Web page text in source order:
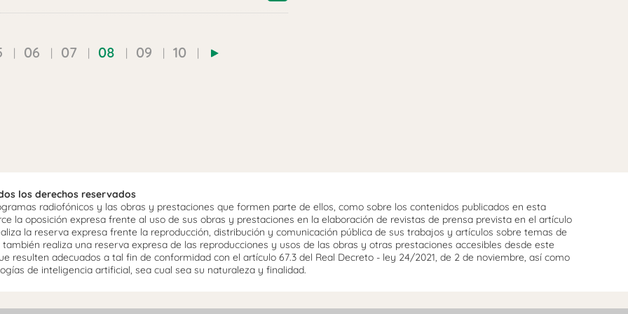
06 07 08 09 10
los derechos reservados
radiofónicos y las obras y prestaciones que formen parte de ellos, como sobre los contenidos publicados en esta
la oposición expresa frente al uso de sus obras y prestaciones en la elaboración de revistas de prensa prevista en el artículo
la reserva expresa frente la reproducción, distribución y comunicación pública de sus trabajos y artículos sobre temas de
realiza una reserva expresa de las reproducciones y usos de las obras y otras prestaciones accesibles desde este
resulten adecuados a tal fin de conformidad con el artículo 67.3 del Real Decreto - ley 24/2021, de 2 de noviembre, así como
de inteligencia artificial, sea cual sea su naturaleza y finalidad.